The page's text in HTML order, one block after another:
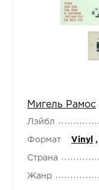
Мигель Рамос
Лэйбл
Формат Vinyl ,
Страна
Жанр